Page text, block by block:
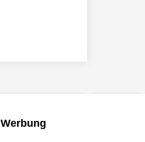
Werbung